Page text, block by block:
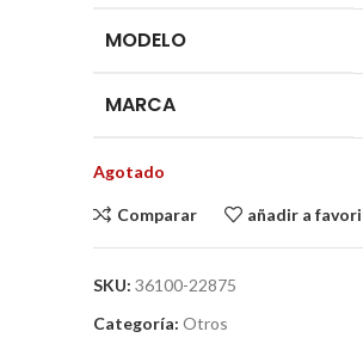
MODELO
MARCA
Agotado
Comparar añadir a
SKU: 36100-22875
Categoría: Otros